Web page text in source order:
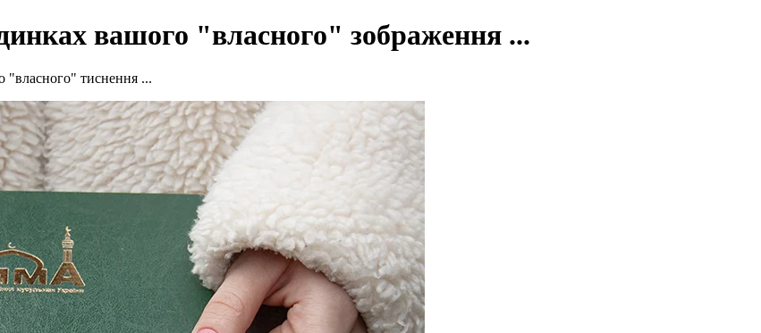
вашого "власного" зображення ...
"власного" тиснення ...